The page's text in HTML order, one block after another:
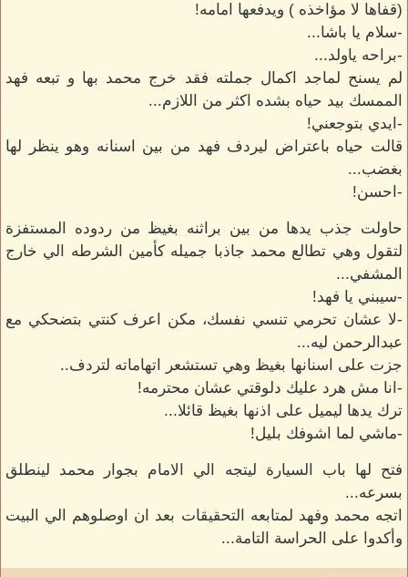
(قفاها لا مؤاخذه ) ويدفعها امامه!
-سلام يا باشا...
-براحه ياولد...
لم يسنح لماجد اكمال جملته فقد خرج محمد بها و تبعه فهد
الممسك بيد حياه بشده اكثر من اللازم...
-ايدي بتوجعني!
قالت حياه باعتراض ليردف فهد من بين اسنانه وهو ينظر لها
بغضب...
-احسن!
حاولت جذب يدها من بين براثنه بغيظ من ردوده المستفزة
لتقول وهي تطالع محمد جاذبا جميله كأمين الشرطه الي خارج
المشفي...
-سيبني يا فهد!
-لا عشان تحرمي تنسي نفسك، مكن اعرف كنتي بتضحكي مع
عبدالرحمن ليه...
جزت على اسنانها بغيظ وهي تستشعر اتهاماته لتردف..
-انا مش هرد عليك دلوقتي عشان محترمه!
ترك يدها ليميل على اذنها بغيظ قائلا...
-ماشي لما اشوفك بليل!
فتح لها باب السيارة ليتجه الي الامام بجوار محمد لينطلق
بسرعه...
اتجه محمد وفهد لمتابعه التحقيقات بعد ان اوصلوهم الي البيت
وأكدوا على الحراسة التامة...